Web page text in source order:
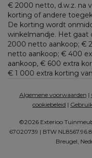
€ 2000 netto, d.w.z. na
korting of andere
De korting wordt
winkelmandje. Het gaat
2000 netto aankoop; €
netto aankoop; € 400
€ 1 000 extra korting
Algemene voorwaarden |
cookiebeleid |
©2026 Exterioo
67020739 | BTW
Breugel,